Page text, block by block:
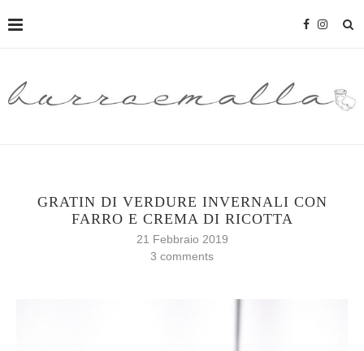
GRATIN DI VERDURE INVERNALI CON
FARRO E CREMA DI RICOTTA
21 Febbraio 2019
3 comments